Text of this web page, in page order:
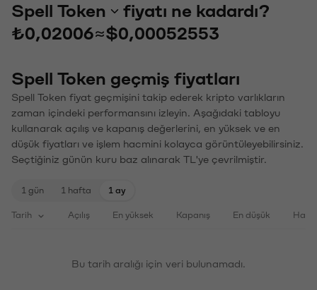
Spell Token
fiyatı ne kadardı?
₺0,02006≈$0,00052553
Spell Token geçmiş fiyatları
Spell Token fiyat geçmişini takip ederek kripto varlıkların
zaman içindeki performansını izleyin. Aşağıdaki tabloyu
kullanarak açılış ve kapanış değerlerini, en yüksek ve en
düşük fiyatları ve işlem hacmini kolayca görüntüleyebilirsiniz.
Seçtiğiniz günün kuru baz alınarak TL'ye çevrilmiştir.
1 gün 1 hafta 1 ay
Tarih Açılış En yüksek Kapanış En düşük
Bu tarih aralığı için veri bulunamadı.